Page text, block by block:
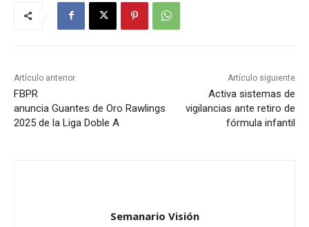
Artículo anterior
FBPR
anuncia Guantes de Oro Rawlings
2025 de la Liga Doble A
Artículo siguiente
Activa sistemas de
vigilancias ante retiro de
fórmula infantil
Semanario Visión